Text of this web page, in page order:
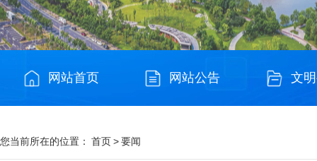
网站首页 网站公告 文
您当前所在的位置： 首页>要闻